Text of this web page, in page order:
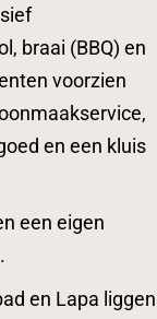
braai (BBQ) en
voorzien
en een kluis
een eigen
en Lapa liggen